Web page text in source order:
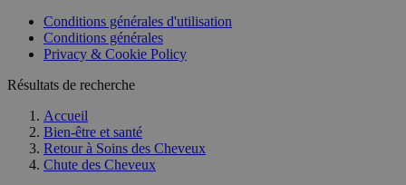
Conditions générales d'utilisation
Conditions générales
Privacy & Cookie Policy
Résultats de recherche
Accueil
Bien-être et santé
Retour à Soins des Cheveux
Chute des Cheveux